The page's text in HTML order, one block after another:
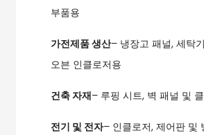
부품용
가전제품 생산– 냉장고 패널, 세탁
오븐 인클로저용
건축 자재– 루핑 시트, 벽 패널 및
전기 및 전자– 인클로저, 제어판 및